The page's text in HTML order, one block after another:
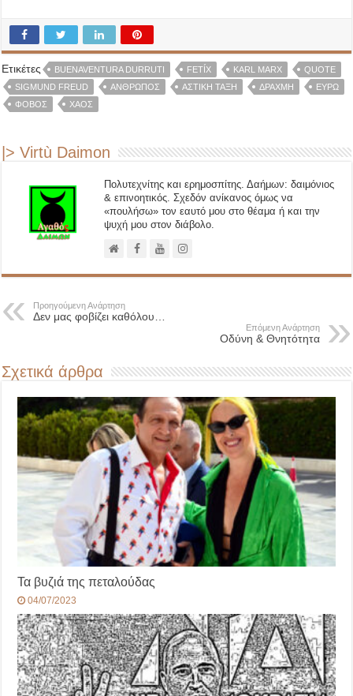
Ετικέτες BUENAVENTURA DURRUTI FETÍX KARL MARX
QUOTE
SIGMUND FREUD
ΆΝΘΡΩΠΟΣ ΑΣΤΙΚΉ ΤΆΞΗ ΔΡΑΧΜΉ
ΕΥΡΏ
ΦΌΒΟΣ
ΧΆΟΣ
|> Virtù Daimon
Πολυτεχνίτης και ερημοσπίτης. Δαήμων: δαιμόνιος
& επινοητικός. Σχεδόν ανίκανος όμως να
«πουλήσω» τον εαυτό μου στο θέαμα ή και την
ψυχή μου στον διάβολο.
Προηγούμενη Ανάρτηση
Δεν μας φοβίζει καθόλου…
Επόμενη Ανάρτηση
‪Οδύνη & Θνητότητα‬
Σχετικά άρθρα
Τα βυζιά της πεταλούδας
04/07/2023